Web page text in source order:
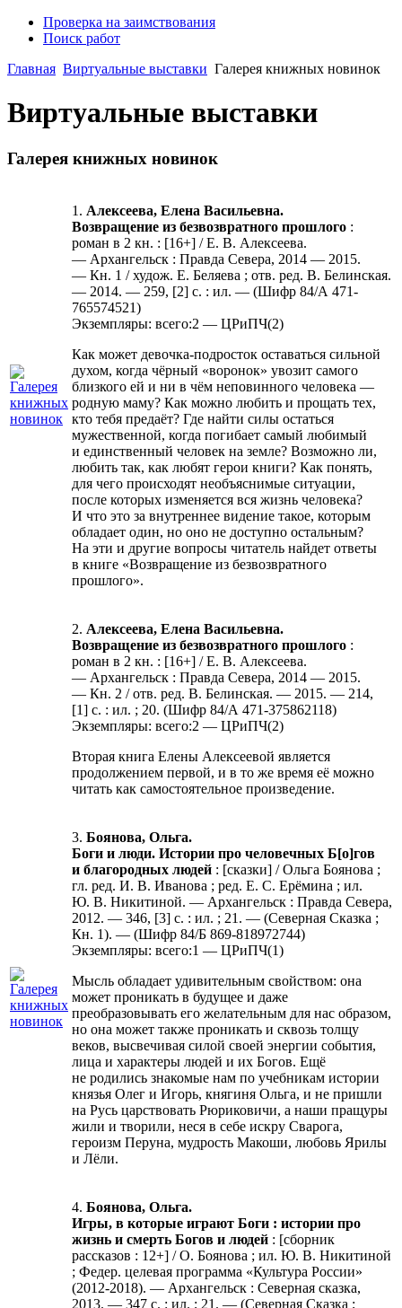
Проверка на заимствования
Поиск работ
Главная Виртуальные выставки Галерея книжных новинок
Виртуальные выставки
Галерея книжных новинок
1. Алексеева, Елена Васильевна.
Возвращение из безвозвратного прошлого :
роман в 2 кн. : [16+] / Е. В. Алексеева.
— Архангельск : Правда Севера, 2014 — 2015.
— Кн. 1 / худож. Е. Беляева ; отв. ред. В. Белинская.
— 2014. — 259, [2] с. : ил. — (Шифр 84/А 471-
765574521)
Экземпляры: всего:2 — ЦРиПЧ(2)
Как может девочка-подросток оставаться сильной
духом, когда чёрный «воронок» увозит самого
близкого ей и ни в чём неповинного человека —
родную маму? Как можно любить и прощать тех,
кто тебя предаёт? Где найти силы остаться
мужественной, когда погибает самый любимый
и единственный человек на земле? Возможно ли,
любить так, как любят герои книги? Как понять,
для чего происходят необъяснимые ситуации,
после которых изменяется вся жизнь человека?
И что это за внутреннее видение такое, которым
обладает один, но оно не доступно остальным?
На эти и другие вопросы читатель найдет ответы
в книге «Возвращение из безвозвратного
прошлого».
2. Алексеева, Елена Васильевна.
Возвращение из безвозвратного прошлого :
роман в 2 кн. : [16+] / Е. В. Алексеева.
— Архангельск : Правда Севера, 2014 — 2015.
— Кн. 2 / отв. ред. В. Белинская. — 2015. — 214,
[1] с. : ил. ; 20. (Шифр 84/А 471-375862118)
Экземпляры: всего:2 — ЦРиПЧ(2)
Вторая книга Елены Алексеевой является
продолжением первой, и в то же время её можно
читать как самостоятельное произведение.
3. Боянова, Ольга.
Боги и люди. Истории про человечных Б[о]гов
и благородных людей : [сказки] / Ольга Боянова ;
гл. ред. И. В. Иванова ; ред. Е. С. Ерёмина ; ил.
Ю. В. Никитиной. — Архангельск : Правда Севера,
2012. — 346, [3] с. : ил. ; 21. — (Северная Сказка ;
Кн. 1). — (Шифр 84/Б 869-818972744)
Экземпляры: всего:1 — ЦРиПЧ(1)
Мысль обладает удивительным свойством: она
может проникать в будущее и даже
преобразовывать его желательным для нас образом,
но она может также проникать и сквозь толщу
веков, высвечивая силой своей энергии события,
лица и характеры людей и их Богов. Ещё
не родились знакомые нам по учебникам истории
князья Олег и Игорь, княгиня Ольга, и не пришли
на Русь царствовать Рюриковичи, а наши пращуры
жили и творили, неся в себе искру Сварога,
героизм Перуна, мудрость Макоши, любовь Ярилы
и Лёли.
4. Боянова, Ольга.
Игры, в которые играют Боги : истории про
жизнь и смерть Богов и людей : [сборник
рассказов : 12+] / О. Боянова ; ил. Ю. В. Никитиной
; Федер. целевая программа «Культура России»
(2012-2018). — Архангельск : Северная сказка,
2013. — 347 с. : ил. ; 21. — (Северная Сказка ;